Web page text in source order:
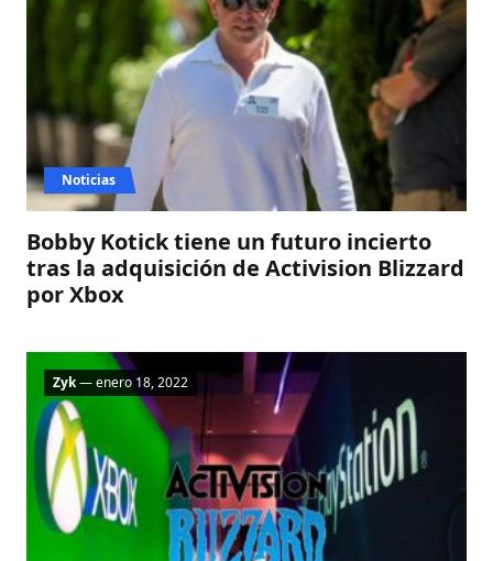
Bobby Kotick tiene un futuro incierto
tras la adquisición de Activision Blizzard
por Xbox
Noticias
Zyk— enero 18, 2022